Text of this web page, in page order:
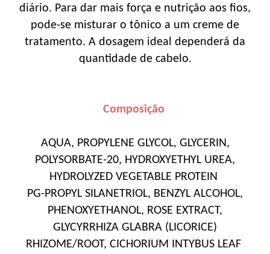
diário. Para dar mais força e nutrição aos fios,
pode-se misturar o tônico a um creme de
tratamento. A dosagem ideal dependerá da
quantidade de cabelo.
Composição
AQUA, PROPYLENE GLYCOL, GLYCERIN,
POLYSORBATE-20, HYDROXYETHYL UREA,
HYDROLYZED VEGETABLE PROTEIN
PG-PROPYL SILANETRIOL, BENZYL ALCOHOL,
PHENOXYETHANOL, ROSE EXTRACT,
GLYCYRRHIZA GLABRA (LICORICE)
RHIZOME/ROOT, CICHORIUM INTYBUS LEAF